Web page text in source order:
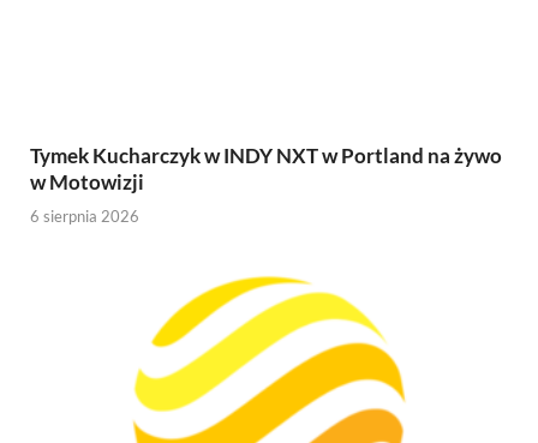
Tymek Kucharczyk w INDY NXT w Portland na żywo
w Motowizji
6 sierpnia 2026